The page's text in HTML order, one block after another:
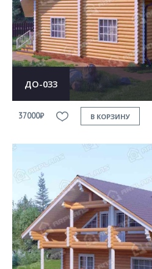
ДО-033
37000₽ В КОРЗИНУ